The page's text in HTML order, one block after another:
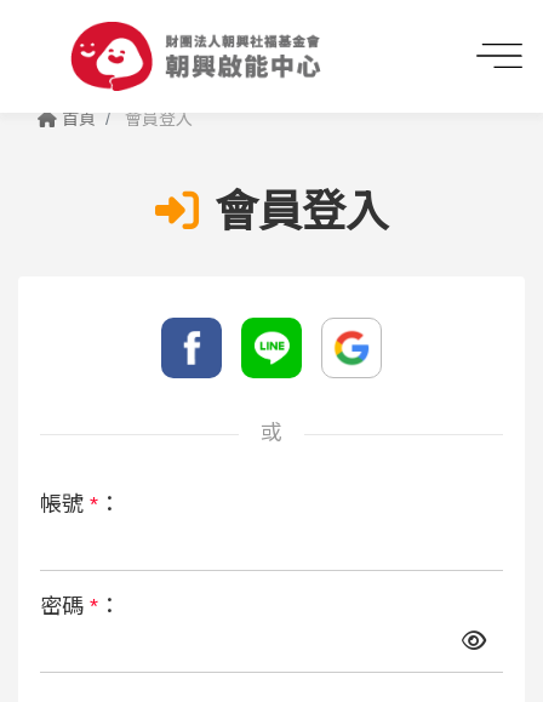
首頁 會員登入
會員登入
或
帳號 * ：
密碼 * ：